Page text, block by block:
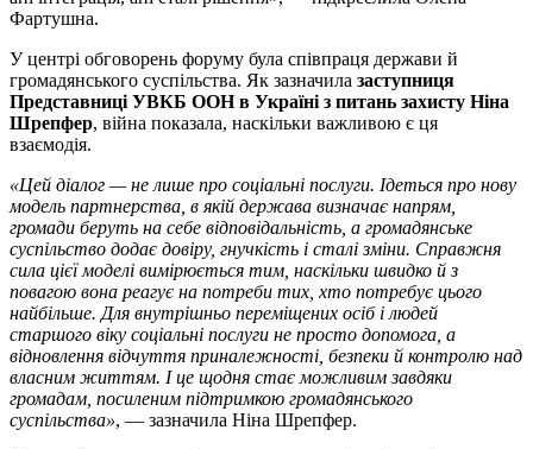
Фартушна.
У центрі обговорень форуму була співпраця держави й
громадянського суспільства. Як зазначила заступниця
Представниці УВКБ ООН в Україні з питань захисту Ніна
Шрепфер, війна показала, наскільки важливою є ця
взаємодія.
«Цей діалог — не лише про соціальні послуги. Ідеться про нову
модель партнерства, в якій держава визначає напрям,
громади беруть на себе відповідальність, а громадянське
суспільство додає довіру, гнучкість і сталі зміни. Справжня
сила цієї моделі вимірюється тим, наскільки швидко й з
повагою вона реагує на потреби тих, хто потребує цього
найбільше. Для внутрішньо переміщених осіб і людей
старшого віку соціальні послуги не просто допомога, а
відновлення відчуття приналежності, безпеки й контролю над
власним життям. І це щодня стає можливим завдяки
громадам, посиленим підтримкою громадянського
суспільства», — зазначила Ніна Шрепфер.